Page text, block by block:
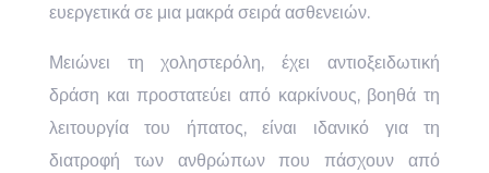
ευεργετικά σε μια μακρά σειρά ασθενειών.
Μειώνει τη χοληστερόλη, έχει αντιοξειδωτική
δράση και προστατεύει από καρκίνους, βοηθά τη
λειτουργία του ήπατος, είναι ιδανικό για τη
διατροφή των ανθρώπων που πάσχουν από